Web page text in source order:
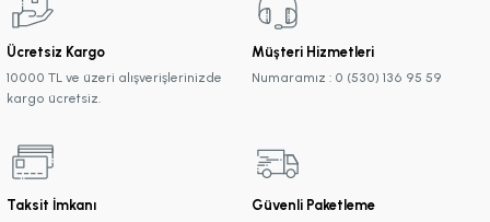
Ücretsiz Kargo
10000 TL ve üzeri alışverişlerinizde
kargo ücretsiz.
Müşteri Hizmetleri
Numaramız : 0 (530) 136 95 59
Taksit İmkanı Güvenli Paketleme